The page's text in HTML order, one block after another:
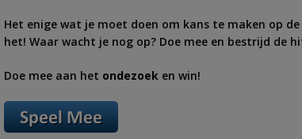
Het enige wat je moet doen om kans te maken op
het! Waar wacht je nog op? Doe mee en bestrijd de
Doe mee aan het ondezoek en win!